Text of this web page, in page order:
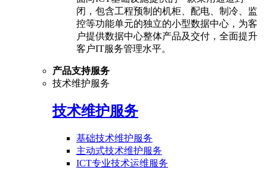
闭，包含工程预制的机柜、配电、制冷、监
控等功能单元的独立的小型数据中心，为客
户提供数据中心整体产品及交付，全面提升
客户IT服务管理水平。
产品支持服务
技术维护服务
技术维护服务
基础技术维护服务
主动式技术维护服务
ICT专业技术运维服务